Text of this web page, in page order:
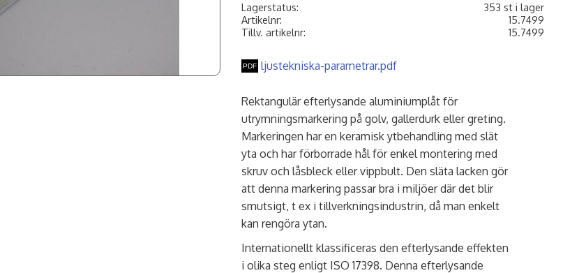
Lagerstatus
353 st i lager
Artikelnr
15.7499
Tillv. artikelnr
15.7499
ljustekniska-parametrar.pdf
Rektangulär efterlysande aluminiumplåt för
utrymningsmarkering på golv, gallerdurk eller greting.
Markeringen har en keramisk ytbehandling med slät
yta och har förborrade hål för enkel montering med
skruv och låsbleck eller vippbult. Den släta lacken gör
att denna markering passar bra i miljöer där det blir
smutsigt, t ex i tillverkningsindustrin, då man enkelt
kan rengöra ytan.
Internationellt klassificeras den efterlysande effekten
i olika steg enligt ISO 17398. Denna efterlysande